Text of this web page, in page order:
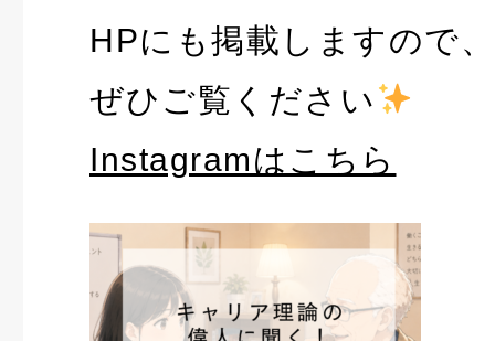
HPにも掲載しますので、
ぜひご覧ください
Instagramはこちら